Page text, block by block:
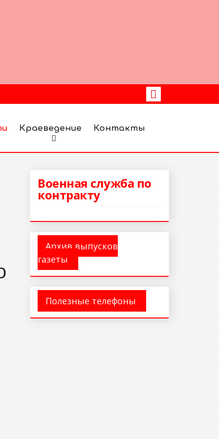
Краеведение Контакты
Военная служба по
контракту
Архив выпусков
газеты
Полезные телефоны